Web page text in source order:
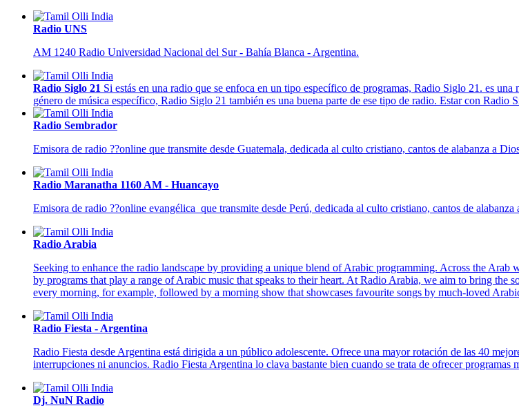
Radio UNS
AM 1240 Radio Universidad Nacional del Sur - Bahía Blanca - Argentina.
Radio Siglo 21 Si estás en una radio que se enfoca en un tipo específico de programas, Radio Siglo 21. es
género de música específico, Radio Siglo 21 también es una buena parte de ese tipo de radio. Estar con Radio
Radio Sembrador
Emisora de radio ??online que transmite desde Guatemala, dedicada al culto cristiano, cantos de alabanza a
Radio Maranatha 1160 AM - Huancayo
Emisora de radio ??online evangélica que transmite desde Perú, dedicada al culto cristiano, cantos de
Radio Arabia
Seeking to enhance the radio landscape by providing a unique blend of Arabic programming. Across the
by programs that play a range of Arabic music that speaks to their heart. At Radio Arabia, we aim to bring
every morning, for example, followed by a morning show that showcases favourite songs by much-loved
Radio Fiesta - Argentina
Radio Fiesta desde Argentina está dirigida a un público adolescente. Ofrece una mayor rotación de las 40
interrupciones ni anuncios. Radio Fiesta Argentina lo clava bastante bien cuando se trata de ofrecer programas
Dj. NuN Radio